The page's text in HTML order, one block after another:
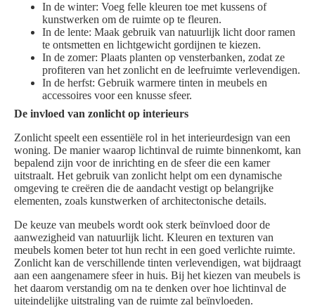
In de winter: Voeg felle kleuren toe met kussens of
kunstwerken om de ruimte op te fleuren.
In de lente: Maak gebruik van natuurlijk licht door ramen
te ontsmetten en lichtgewicht gordijnen te kiezen.
In de zomer: Plaats planten op vensterbanken, zodat ze
profiteren van het zonlicht en de leefruimte verlevendigen.
In de herfst: Gebruik warmere tinten in meubels en
accessoires voor een knusse sfeer.
De invloed van zonlicht op interieurs
Zonlicht speelt een essentiële rol in het interieurdesign van een
woning. De manier waarop lichtinval de ruimte binnenkomt, kan
bepalend zijn voor de inrichting en de sfeer die een kamer
uitstraalt. Het gebruik van zonlicht helpt om een dynamische
omgeving te creëren die de aandacht vestigt op belangrijke
elementen, zoals kunstwerken of architectonische details.
De keuze van meubels wordt ook sterk beïnvloed door de
aanwezigheid van natuurlijk licht. Kleuren en texturen van
meubels komen beter tot hun recht in een goed verlichte ruimte.
Zonlicht kan de verschillende tinten verlevendigen, wat bijdraagt
aan een aangenamere sfeer in huis. Bij het kiezen van meubels is
het daarom verstandig om na te denken over hoe lichtinval de
uiteindelijke uitstraling van de ruimte zal beïnvloeden.